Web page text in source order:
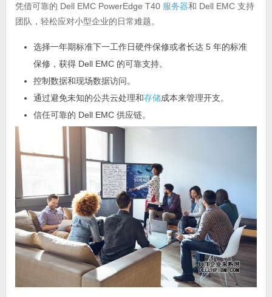
凭借可靠的 Dell EMC PowerEdge T40 服务器和 Dell EMC 支持
团队，轻松应对小型企业的日常难题。
选择一年期标准下一工作日硬件保修或者长达 5 年的标准
保修，获得 Dell EMC 的可靠支持。
控制数据和现场数据访问。
通过避免未知的公共云处理和存储成本来管理开支。
信任可靠的 Dell EMC 供应链。